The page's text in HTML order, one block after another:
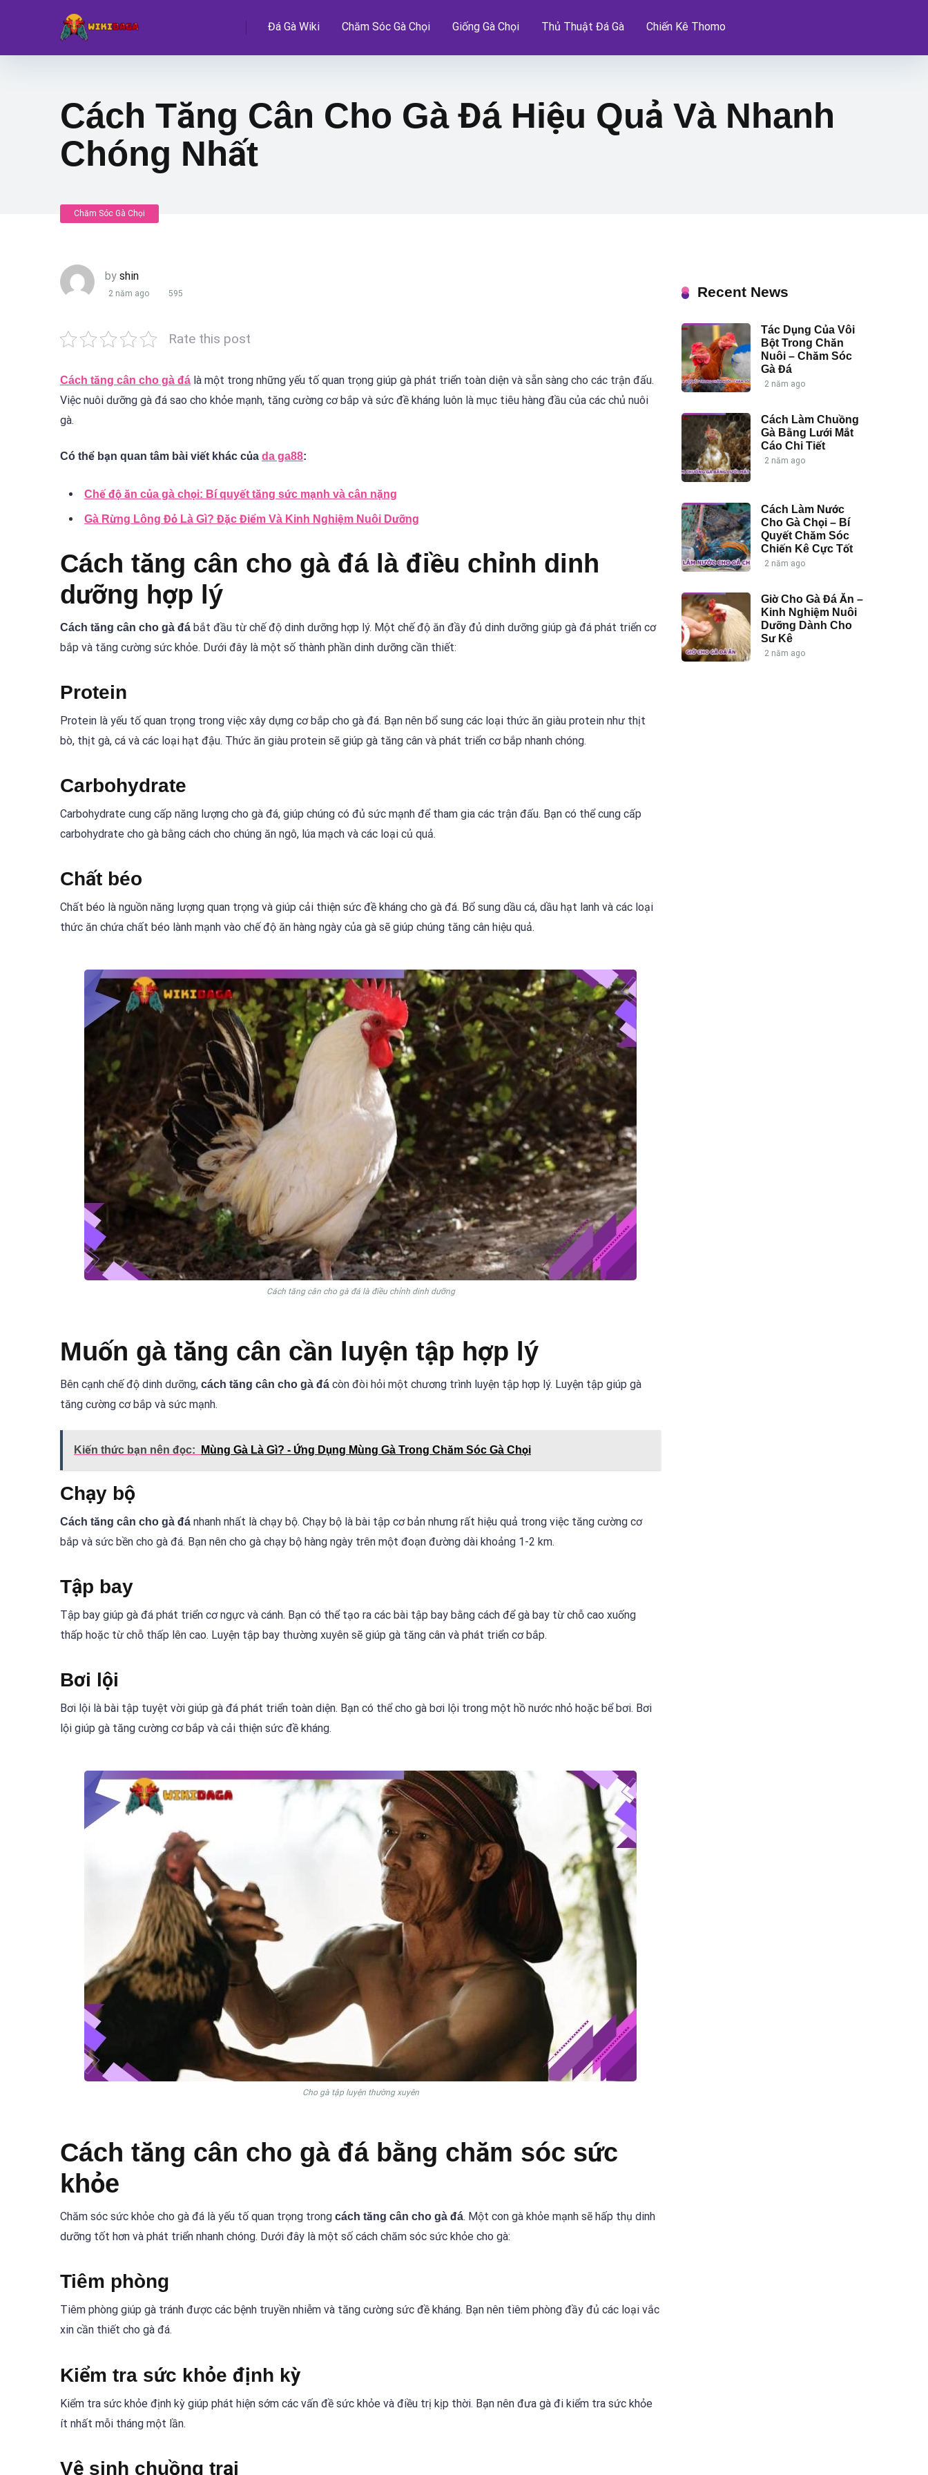
Đá Gà Wiki Chăm Sóc Gà Chọi Giống Gà Chọi Thủ Thuật Đá Gà Chiến Kê Thomo
Cách Tăng Cân Cho Gà Đá Hiệu Quả Và Nhanh
Chóng Nhất
Chăm Sóc Gà Chọi
by shin
2 năm ago 595
Rate this post
Cách tăng cân cho gà đá là một trong những yếu tố quan trọng giúp gà phát triển toàn diện và sẵn sàng cho các trận đấu.
Việc nuôi dưỡng gà đá sao cho khỏe mạnh, tăng cường cơ bắp và sức đề kháng luôn là mục tiêu hàng đầu của các chủ nuôi
gà.
Có thể bạn quan tâm bài viết khác của da ga88:
Chế độ ăn của gà chọi: Bí quyết tăng sức mạnh và cân nặng
Gà Rừng Lông Đỏ Là Gì? Đặc Điểm Và Kinh Nghiệm Nuôi Dưỡng
Cách tăng cân cho gà đá là điều chỉnh dinh
dưỡng hợp lý
Cách tăng cân cho gà đá bắt đầu từ chế độ dinh dưỡng hợp lý. Một chế độ ăn đầy đủ dinh dưỡng giúp gà đá phát triển cơ
bắp và tăng cường sức khỏe. Dưới đây là một số thành phần dinh dưỡng cần thiết:
Protein
Protein là yếu tố quan trọng trong việc xây dựng cơ bắp cho gà đá. Bạn nên bổ sung các loại thức ăn giàu protein như thịt
bò, thịt gà, cá và các loại hạt đậu. Thức ăn giàu protein sẽ giúp gà tăng cân và phát triển cơ bắp nhanh chóng.
Carbohydrate
Carbohydrate cung cấp năng lượng cho gà đá, giúp chúng có đủ sức mạnh để tham gia các trận đấu. Bạn có thể cung cấp
carbohydrate cho gà bằng cách cho chúng ăn ngô, lúa mạch và các loại củ quả.
Chất béo
Chất béo là nguồn năng lượng quan trọng và giúp cải thiện sức đề kháng cho gà đá. Bổ sung dầu cá, dầu hạt lanh và các loại
thức ăn chứa chất béo lành mạnh vào chế độ ăn hàng ngày của gà sẽ giúp chúng tăng cân hiệu quả.
Cách tăng cân cho gà đá là điều chỉnh dinh dưỡng
Muốn gà tăng cân cần luyện tập hợp lý
Bên cạnh chế độ dinh dưỡng, cách tăng cân cho gà đá còn đòi hỏi một chương trình luyện tập hợp lý. Luyện tập giúp gà
tăng cường cơ bắp và sức mạnh.
Kiến thức bạn nên đọc: Mùng Gà Là Gì? - Ứng Dụng Mùng Gà Trong Chăm Sóc Gà Chọi
Chạy bộ
Cách tăng cân cho gà đá nhanh nhất là chạy bộ. Chạy bộ là bài tập cơ bản nhưng rất hiệu quả trong việc tăng cường cơ
bắp và sức bền cho gà đá. Bạn nên cho gà chạy bộ hàng ngày trên một đoạn đường dài khoảng 1-2 km.
Tập bay
Tập bay giúp gà đá phát triển cơ ngực và cánh. Bạn có thể tạo ra các bài tập bay bằng cách để gà bay từ chỗ cao xuống
thấp hoặc từ chỗ thấp lên cao. Luyện tập bay thường xuyên sẽ giúp gà tăng cân và phát triển cơ bắp.
Bơi lội
Bơi lội là bài tập tuyệt vời giúp gà đá phát triển toàn diện. Bạn có thể cho gà bơi lội trong một hồ nước nhỏ hoặc bể bơi. Bơi
lội giúp gà tăng cường cơ bắp và cải thiện sức đề kháng.
Cho gà tập luyện thường xuyên
Cách tăng cân cho gà đá bằng chăm sóc sức
khỏe
Chăm sóc sức khỏe cho gà đá là yếu tố quan trọng trong cách tăng cân cho gà đá. Một con gà khỏe mạnh sẽ hấp thụ dinh
dưỡng tốt hơn và phát triển nhanh chóng. Dưới đây là một số cách chăm sóc sức khỏe cho gà:
Tiêm phòng
Tiêm phòng giúp gà tránh được các bệnh truyền nhiễm và tăng cường sức đề kháng. Bạn nên tiêm phòng đầy đủ các loại vắc
xin cần thiết cho gà đá.
Kiểm tra sức khỏe định kỳ
Kiểm tra sức khỏe định kỳ giúp phát hiện sớm các vấn đề sức khỏe và điều trị kịp thời. Bạn nên đưa gà đi kiểm tra sức khỏe
ít nhất mỗi tháng một lần.
Vệ sinh chuồng trại
Recent News
Tác Dụng Của Vôi
Bột Trong Chăn
Nuôi – Chăm Sóc
Gà Đá
2 năm ago
Cách Làm Chuồng
Gà Bằng Lưới Mắt
Cáo Chi Tiết
2 năm ago
Cách Làm Nước
Cho Gà Chọi – Bí
Quyết Chăm Sóc
Chiến Kê Cực Tốt
2 năm ago
Giờ Cho Gà Đá Ăn –
Kinh Nghiệm Nuôi
Dưỡng Dành Cho
Sư Kê
2 năm ago